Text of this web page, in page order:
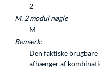
2
M. 2 modul nøgle
M
Bemærk:
Den faktiske brugbare
afhænger af